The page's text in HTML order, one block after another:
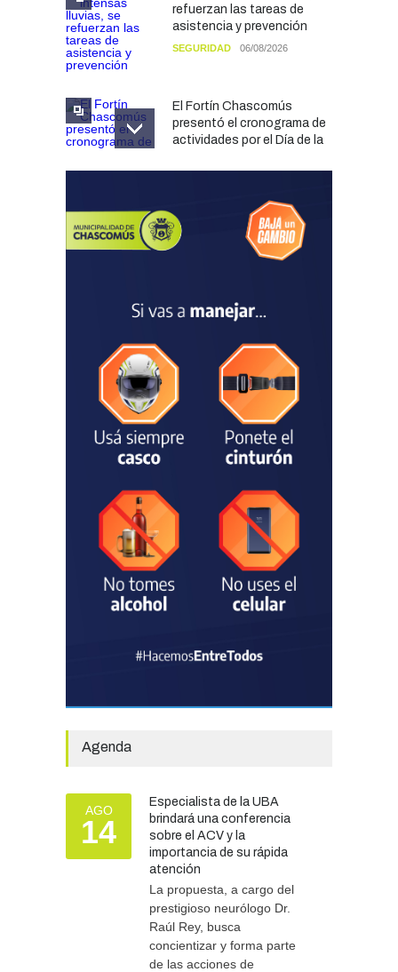
refuerzan las tareas de
asistencia y prevención
SEGURIDAD 06/08/2026
El Fortín Chascomús
presentó el cronograma de
actividades por el Día de la
Francesco Squeo Lapun
fue recibido por Javier
Gastón tras su
Natación
Las vacaciones de invierno
dejaron una mejora en la
ocupación turística, aunque
el sector mantiene la
preocupación por la crisis
Chascomús incorporó una
estación
hidrometeorológica para
fortalecer el monitoreo y la
La Escuela Normal tendrá
EDUCACIÓN 30/07/2026
Más de 100 atletas
participaron del Duatlón en
Chascomús
DEPORTES 10/08/2026
Agenda
AGO
14
Especialista de la UBA
brindará una conferencia
sobre el ACV y la
importancia de su rápida
atención
La propuesta, a cargo del
prestigioso neurólogo Dr.
Raúl Rey, busca
concientizar y forma parte
de las acciones de